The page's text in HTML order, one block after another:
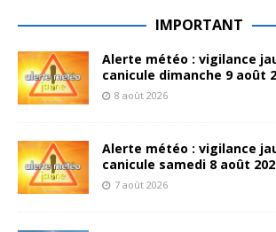
IMPORTANT
Alerte météo : vigilance
canicule dimanche 9 août
8 août 2026
Alerte météo : vigilance
canicule samedi 8 août
7 août 2026